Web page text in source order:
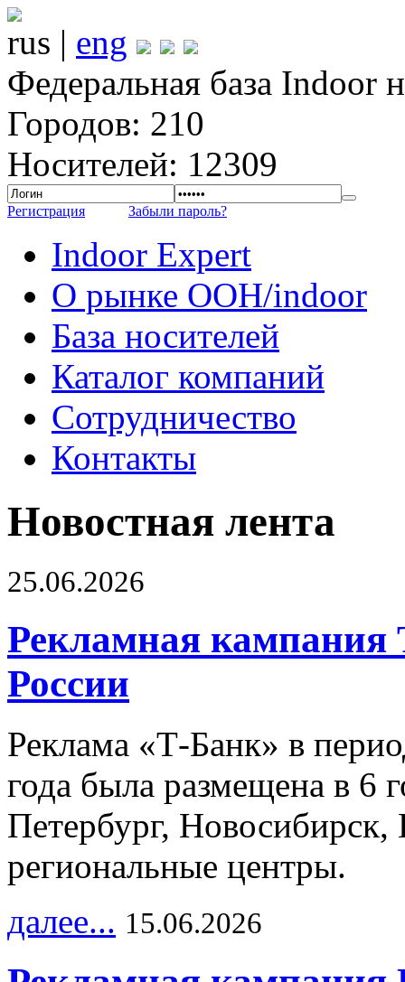
rus | eng
Федеральная база Indoor
Городов: 210
Носителей: 12309
Регистрация Забыли пароль?
Indoor Expert
О рынке OOH/indoor
База носителей
Каталог компаний
Сотрудничество
Контакты
Новостная лента
25.06.2026
Рекламная кампания
России
Реклама «Т-Банк» в
года была размещена в 6
Петербург,
региональные центры.
далее... 15.06.2026